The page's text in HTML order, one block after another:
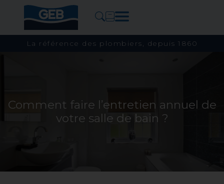
La référence des plombiers, depuis 1860
Comment faire l’entretien annuel de
votre salle de bain ?